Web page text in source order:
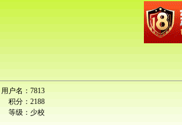
用户名： 7813
积分： 2188
等级： 少校